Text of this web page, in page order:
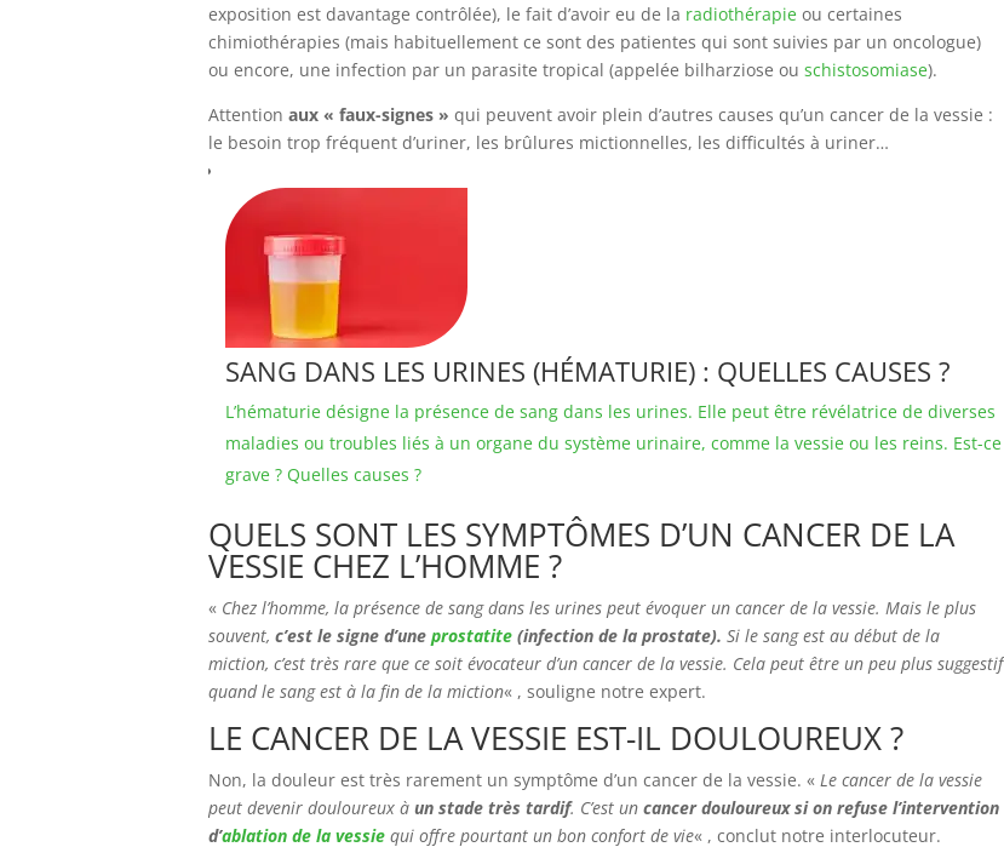
exposition est davantage contrôlée), le fait d’avoir eu de la radiothérapie ou certaines
chimiothérapies (mais habituellement ce sont des patientes qui sont suivies par un oncologue)
ou encore, une infection par un parasite tropical (appelée bilharziose ou schistosomiase).
Attention aux « faux-signes » qui peuvent avoir plein d’autres causes qu’un cancer de la vessie :
le besoin trop fréquent d’uriner, les brûlures mictionnelles, les difficultés à uriner…
SANG DANS LES URINES (HÉMATURIE) : QUELLES CAUSES ?
L’hématurie désigne la présence de sang dans les urines. Elle peut être révélatrice de diverses
maladies ou troubles liés à un organe du système urinaire, comme la vessie ou les reins. Est-ce
grave ? Quelles causes ?
QUELS SONT LES SYMPTÔMES D’UN CANCER DE LA
VESSIE CHEZ L’HOMME ?
« Chez l’homme, la présence de sang dans les urines peut évoquer un cancer de la vessie. Mais le plus
souvent, c’est le signe d’une prostatite (infection de la prostate). Si le sang est au début de la
miction, c’est très rare que ce soit évocateur d’un cancer de la vessie. Cela peut être un peu plus suggestif
quand le sang est à la fin de la miction« , souligne notre expert.
LE CANCER DE LA VESSIE EST-IL DOULOUREUX ?
Non, la douleur est très rarement un symptôme d’un cancer de la vessie. « Le cancer de la vessie
peut devenir douloureux à un stade très tardif. C’est un cancer douloureux si on refuse l’intervention
d’ablation de la vessie qui offre pourtant un bon confort de vie« , conclut notre interlocuteur.